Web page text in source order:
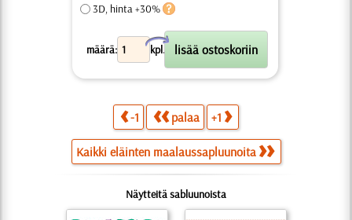
3D, hinta +30%
määrä: kpl.
X
-1 palaa +1
Kaikki eläinten maalaussapluunoita
Näytteitä sabluunoista